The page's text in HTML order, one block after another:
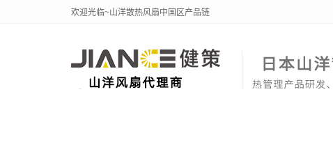
欢迎光临~山洋散热风扇中国区产品链